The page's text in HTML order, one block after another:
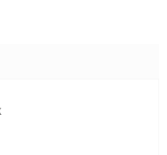
5 z 5 hvězdiček.